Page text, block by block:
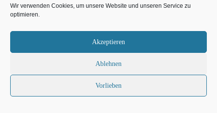
Wir verwenden Cookies, um unsere Website und unseren Service zu
optimieren.
Akzeptieren
Ablehnen
Vorlieben